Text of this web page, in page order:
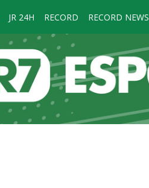
JR 24H RECORD RECORD NEWS